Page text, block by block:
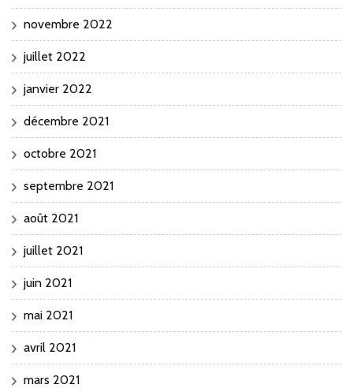
novembre 2022
juillet 2022
janvier 2022
décembre 2021
octobre 2021
septembre 2021
août 2021
juillet 2021
juin 2021
mai 2021
avril 2021
mars 2021